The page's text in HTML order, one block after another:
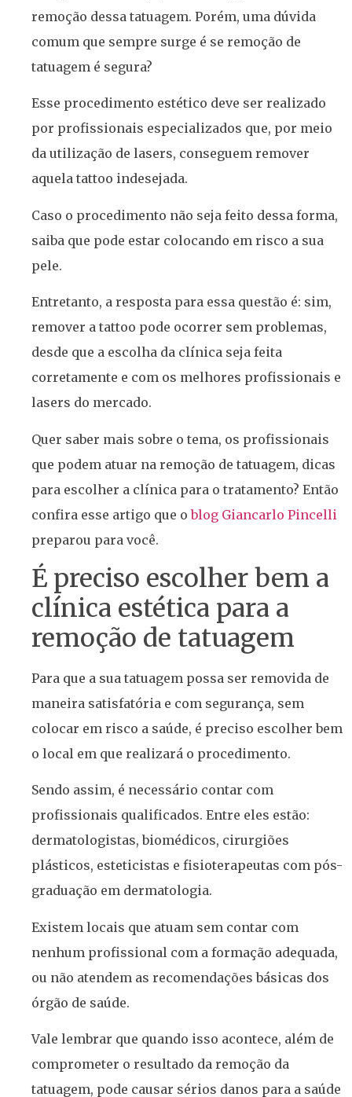
remoção dessa tatuagem. Porém, uma dúvida
comum que sempre surge é se remoção de
tatuagem é segura?
Esse procedimento estético deve ser realizado
por profissionais especializados que, por meio
da utilização de lasers, conseguem remover
aquela tattoo indesejada.
Caso o procedimento não seja feito dessa forma,
saiba que pode estar colocando em risco a sua
pele.
Entretanto, a resposta para essa questão é: sim,
remover a tattoo pode ocorrer sem problemas,
desde que a escolha da clínica seja feita
corretamente e com os melhores profissionais e
lasers do mercado.
Quer saber mais sobre o tema, os profissionais
que podem atuar na remoção de tatuagem, dicas
para escolher a clínica para o tratamento? Então
confira esse artigo que oblog Giancarlo Pincelli
preparou para você.
É preciso escolher bem a
clínica estética para a
remoção de tatuagem
Para que a sua tatuagem possa ser removida de
maneira satisfatória e com segurança, sem
colocar em risco a saúde, é preciso escolher bem
o local em que realizará o procedimento.
Sendo assim, é necessário contar com
profissionais qualificados. Entre eles estão:
dermatologistas, biomédicos, cirurgiões
plásticos, esteticistas e fisioterapeutas com pós-
graduação em dermatologia.
Existem locais que atuam sem contar com
nenhum profissional com a formação adequada,
ou não atendem as recomendações básicas dos
órgão de saúde.
Vale lembrar que quando isso acontece, além de
comprometer o resultado da remoção da
tatuagem, pode causar sérios danos para a saúde